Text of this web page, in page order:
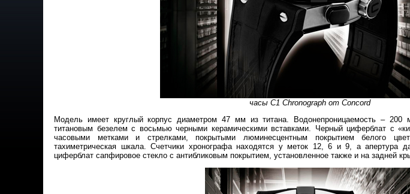
часы C1 Chronograph от Concord
Модель имеет круглый корпус диаметром 47 мм из титана. Водонепроницаемость – 200
титановым безелем с восьмью черными керамическими вставками. Черный циферблат с
часовыми метками и стрелками, покрытыми люминесцентным покрытием белого
тахиметрическая шкала. Счетчики хронографа находятся у меток 12, 6 и 9, а апертура
циферблат сапфировое стекло с антибликовым покрытием, установленное также и на задней